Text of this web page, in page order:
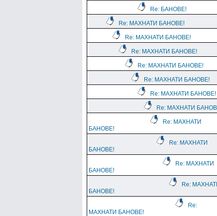
Re: БАНОВЕ!
Re: МАХНАТИ БАНОВЕ!
Re: МАХНАТИ БАНОВЕ!
Re: МАХНАТИ БАНОВЕ!
Re: МАХНАТИ БАНОВЕ!
Re: МАХНАТИ БАНОВЕ!
Re: МАХНАТИ БАНОВЕ!
Re: МАХНАТИ
Re: МАХНАТИ
БАНОВЕ!
Re: МАХНАТИ
БАНОВЕ!
Re: МАХНАТИ
БАНОВЕ!
Re:
БАНОВЕ!
Re:
МАХНАТИ БАНОВЕ!